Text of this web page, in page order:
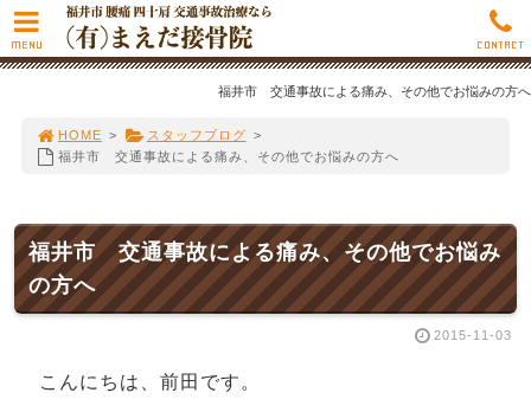
福井市 交通事故による痛み、その他でお悩みの方へ
HOME > スタッフブログ >
福井市 交通事故による痛み、その他でお悩みの方へ
福井市 交通事故による痛み、その他でお悩み
の方へ
2015-11-03
こんにちは、前田です。
MENU CONTACT